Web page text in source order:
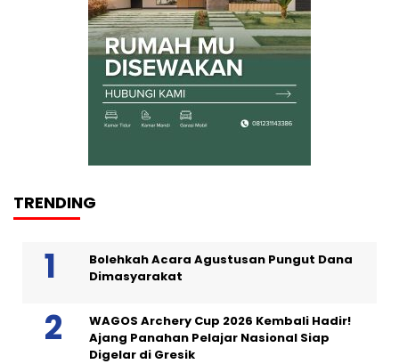
TRENDING
Bolehkah Acara Agustusan Pungut Dana
Dimasyarakat
WAGOS Archery Cup 2026 Kembali Hadir!
Ajang Panahan Pelajar Nasional Siap
Digelar di Gresik